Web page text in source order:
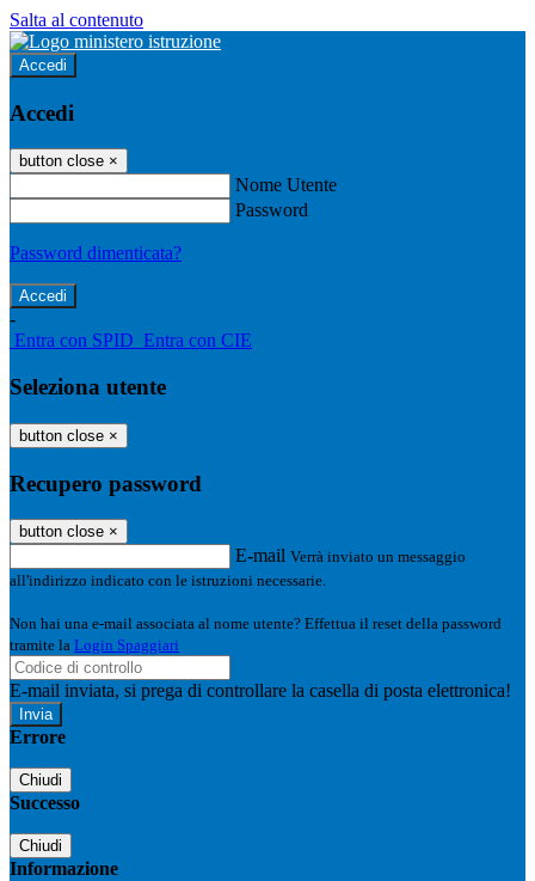
Salta al contenuto
Accedi
Accedi
button close ×
Nome Utente
Password
Password dimenticata?
-
Entra con SPID Entra con CIE
Seleziona utente
button close ×
Recupero password
button close ×
E-mail Verrà inviato un messaggio
all'indirizzo indicato con le istruzioni necessarie.
Non hai una e-mail associata al nome utente? Effettua il reset della password
tramite la Login Spaggiari
E-mail inviata, si prega di controllare la casella di posta elettronica!
Errore
Chiudi
Successo
Chiudi
Informazione